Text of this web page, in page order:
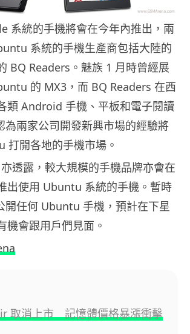
系統的手機將會在今年內推出，兩
系統的手機生產商包括大陸的
BQ Readers。魅族 1 月時曾經展
的 MX3，而 BQ Readers 在西
類 Android 手機、平板和電子閱讀
兩家公司開發新興市場的經驗將
打開各地的手機市場。
透露，較大規模的手機品牌亦會在
出使用 Ubuntu 系統的手機。暫時
任何 Ubuntu 手機，預計在下星
機會跟用戶們見面。
取消上市 記憶體價格暴漲衝擊